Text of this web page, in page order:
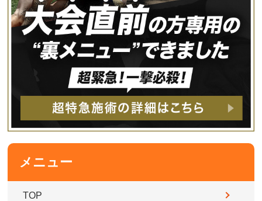
メニュー
TOP